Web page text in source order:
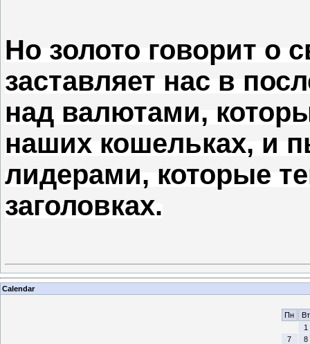
Но золото говорит о
заставляет нас в
над валютами,
наших кошельках, и
лидерами, которые
заголовках.
Calendar
Пн
Вт
1
7
8